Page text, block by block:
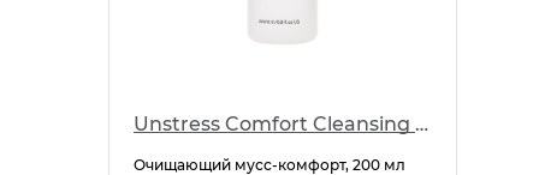
Unstress Comfort Cleansing Mousse
Очищающий мусс-комфорт, 200 мл